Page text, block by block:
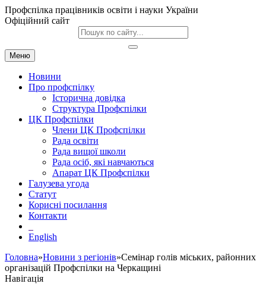
Профспілка працівників освіти і науки України
Офіційний сайт
Меню
Новини
Про профспілку
Історична довідка
Структура Профспілки
ЦК Профспілки
Члени ЦК Профспілки
Рада освіти
Рада вищої школи
Рада осіб, які навчаються
Апарат ЦК Профспілки
Галузева угода
Статут
Корисні посилання
Контакти
English
Головна»Новини з регіонів»Семінар голів міських, районних
організацій Профспілки на Черкащині
Навігація